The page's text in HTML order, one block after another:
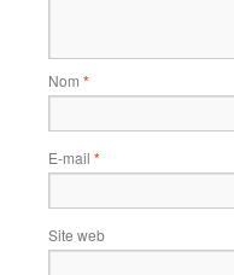
Nom *
E-mail *
Site web